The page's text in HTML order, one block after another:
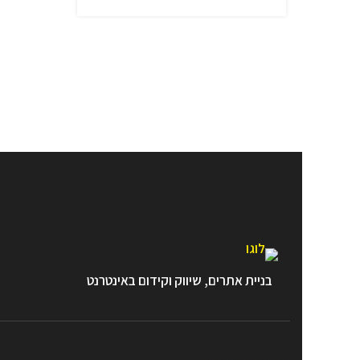
בניית אתרים, שיווק וקידום באינטרנט